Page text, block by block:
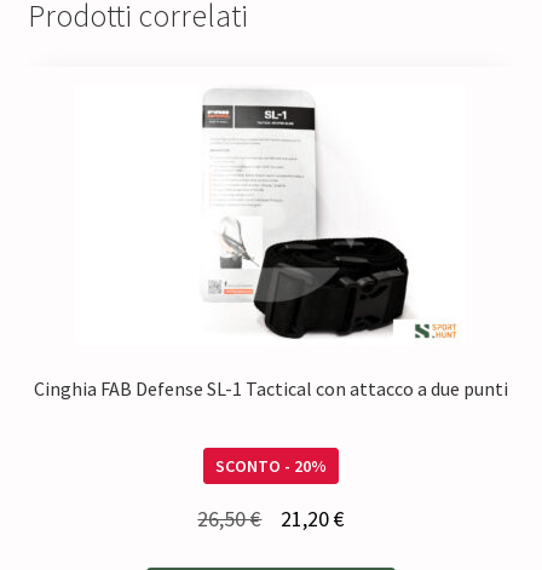
Prodotti correlati
Cinghia FAB Defense SL-1 Tactical con attacco a due punti
SCONTO - 20%
26,50€ 21,20€Il